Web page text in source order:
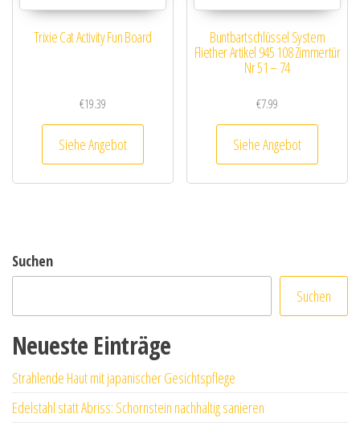
Trixie Cat Activity Fun Board
€19.39
Siehe Angebot
Buntbartschlüssel System
Fliether Artikel 945 108 Zimmertür
Nr 51 – 74
€7.99
Siehe Angebot
Suchen
Suchen
Neueste Einträge
Strahlende Haut mit japanischer Gesichtspflege
Edelstahl statt Abriss: Schornstein nachhaltig sanieren